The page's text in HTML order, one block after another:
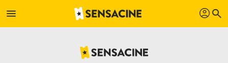
menu profil search